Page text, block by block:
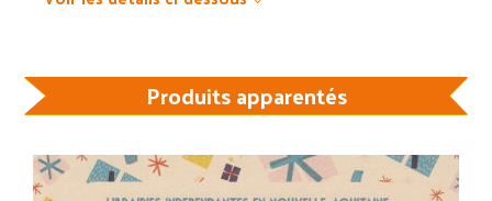
Les
cailloux
Jean
Produits apparentés